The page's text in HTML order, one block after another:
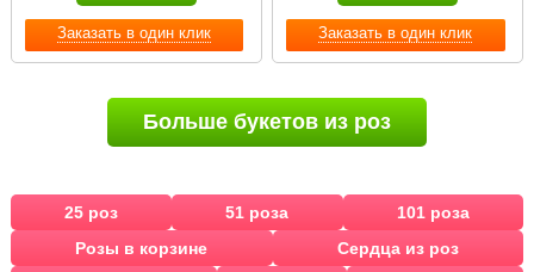
Заказать в один клик Заказать в один клик
Больше букетов из роз
25 роз 51 роза
101 роза
Розы в корзине
Сердца из роз